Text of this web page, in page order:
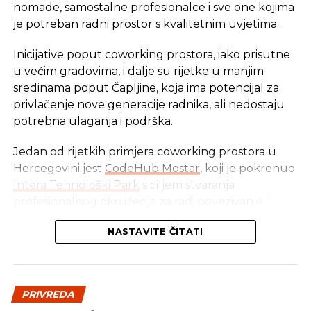
odnositi na 2,2 milijarde potrošača, objavio je
Vijetnam, domaćin susreta.
Sporazum stupa na snagu kad ga ratificira dovoljan
broj država, unutar iduće dvije godine, rekao je
prošli tjedan indonezijski ministar trgovine.
Hina
REKLAMA
SLEDEĆI
U Zagrebu prosječna neto plata gotovo
nomade, samostalne profesionalce i sve one kojima
je potreban radni prostor s kvalitetnim uvjetima.
Inicijative poput coworking prostora, iako prisutne
u većim gradovima, i dalje su rijetke u manjim
sredinama poput Čapljine, koja ima potencijal za
privlačenje nove generacije radnika, ali nedostaju
potrebna ulaganja i podrška.
Jedan od rijetkih primjera coworking prostora u
Hercegovini jest CodeHub Mostar, koji je pokrenuo
Intera Tehnološki Park s ciljem stvaranja
usavršavanje.
privlačnim za freelance stručnjake, poduzetnike te
moderan radni prostor mora imati – brz internet,
NASTAVITE ČITATI
PRIVREDA